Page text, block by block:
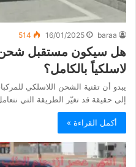
baraa
16/01/2025
514
هل سيكون مستقبل شحن
لاسلكياً بالكامل؟
يبدو أن تقنية الشحن اللاسلكي
إلى حقيقة قد تغيّر الطريقة التي
أكمل القراءة »